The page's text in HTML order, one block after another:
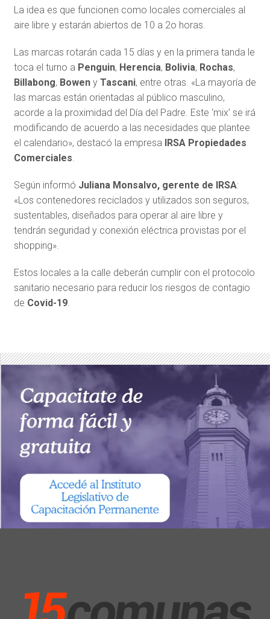
La idea es que funcionen como locales comerciales al
aire libre y estarán abiertos de 10 a 2o horas.
Las marcas rotarán cada 15 días y en la primera tanda le
toca el turno a Penguin, Herencia, Bolivia, Rochas,
Billabong, Bowen yTascani, entre otras. «La mayoría de
las marcas están orientadas al público masculino,
acorde a la proximidad del Día del Padre. Este ‘mix’ se irá
modificando de acuerdo a las necesidades que plantee
el calendario», destacó la empresa
IRSA Propiedades
Comerciales.
Según informó Juliana Monsalvo, gerente de IRSA:
«Los contenedores reciclados y utilizados son seguros,
sustentables, diseñados para operar al aire libre y
tendrán seguridad y conexión eléctrica provistas por el
shopping».
Estos locales a la calle deberán cumplir con el protocolo
sanitario necesario para reducir los riesgos de contagio
de Covid-19.